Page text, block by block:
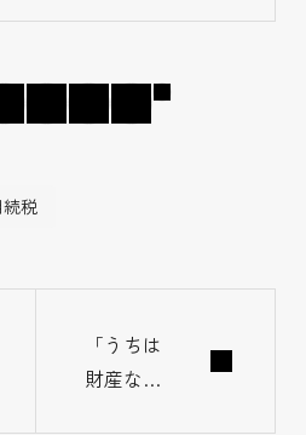
店「デザインライ
の後相続に関する
ことで悩み苦しむ
続相談に対応し、
遺言・信託などの
税
「うちは
財産ない